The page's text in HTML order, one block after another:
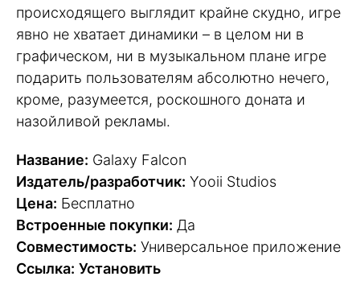
происходящего выглядит крайне скудно, игре
явно не хватает динамики – в целом ни в
графическом, ни в музыкальном плане игре
подарить пользователям абсолютно нечего,
кроме, разумеется, роскошного доната и
назойливой рекламы.
Название: Galaxy Falcon
Издатель/разработчик: Yooii Studios
Цена: Бесплатно
Встроенные покупки: Да
Совместимость: Универсальное приложение
Ссылка: Установить